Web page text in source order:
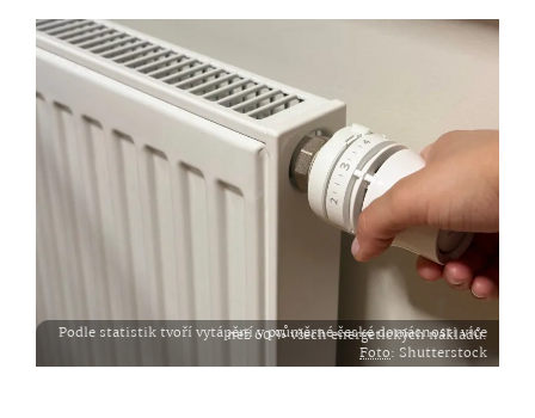
Podle statistik tvoří vytápění v průměrné české domácnosti více než 60 % všech energetických nákladů.
Foto: Shutterstock